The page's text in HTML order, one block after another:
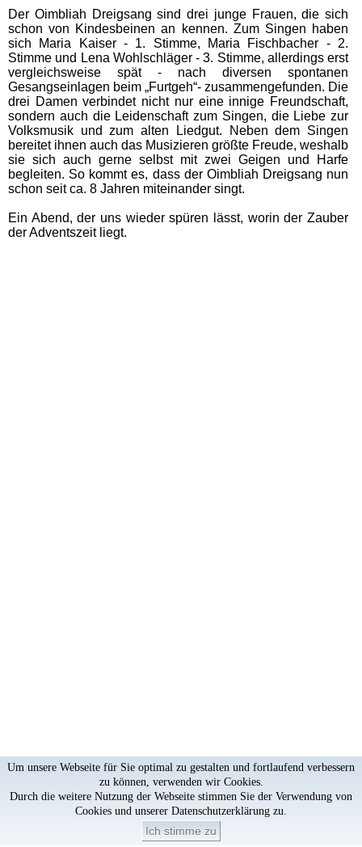
Der Oimbliah Dreigsang sind drei junge Frauen, die sich
schon von Kindesbeinen an kennen. Zum Singen haben
sich Maria Kaiser - 1. Stimme, Maria Fischbacher - 2.
Stimme und Lena Wohlschläger - 3. Stimme, allerdings erst
vergleichsweise spät - nach diversen spontanen
Gesangseinlagen beim „Furtgeh“- zusammengefunden. Die
drei Damen verbindet nicht nur eine innige Freundschaft,
sondern auch die Leidenschaft zum Singen, die Liebe zur
Volksmusik und zum alten Liedgut. Neben dem Singen
bereitet ihnen auch das Musizieren größte Freude, weshalb
sie sich auch gerne selbst mit zwei Geigen und Harfe
begleiten. So kommt es, dass der Oimbliah Dreigsang nun
schon seit ca. 8 Jahren miteinander singt.
Ein Abend, der uns wieder spüren lässt, worin der Zauber
der Adventszeit liegt.
Um unsere Webseite für Sie optimal zu gestalten und fortlaufend verbessern
zu können, verwenden wir Cookies.
Durch die weitere Nutzung der Webseite stimmen Sie der Verwendung von
Cookies und unserer Datenschutzerklärung zu.
Ich stimme zu